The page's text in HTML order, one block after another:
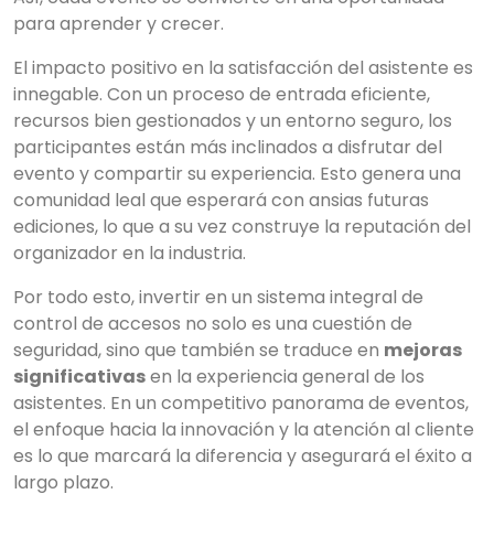
para aprender y crecer.
El impacto positivo en la satisfacción del asistente es
innegable. Con un proceso de entrada eficiente,
recursos bien gestionados y un entorno seguro, los
participantes están más inclinados a disfrutar del
evento y compartir su experiencia. Esto genera una
comunidad leal que esperará con ansias futuras
ediciones, lo que a su vez construye la reputación del
organizador en la industria.
Por todo esto, invertir en un sistema integral de
control de accesos no solo es una cuestión de
seguridad, sino que también se traduce en mejoras
significativasen la experiencia general de los
asistentes. En un competitivo panorama de eventos,
el enfoque hacia la innovación y la atención al cliente
es lo que marcará la diferencia y asegurará el éxito a
largo plazo.